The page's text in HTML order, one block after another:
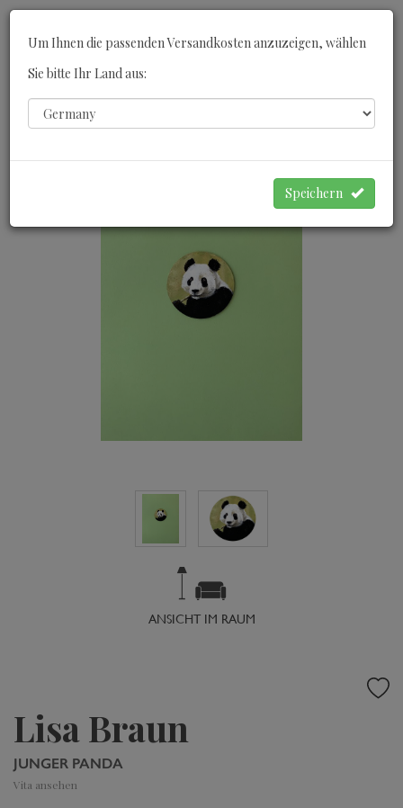
ANSICHT IM RAUM
Lisa Braun
JUNGER PANDA
Vita ansehen
Um Ihnen die passenden Versandkosten anzuzeigen, wählen
Sie bitte Ihr Land aus:
Speichern